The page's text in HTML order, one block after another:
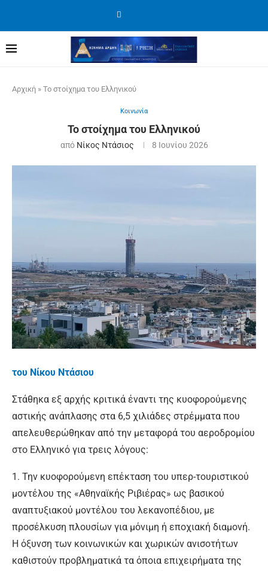
Αρχική » Το στοίχημα του Ελληνικού
Κοινωνία
Το στοίχημα του Ελληνικού
από Νίκος Ντάσιος 8 Ιουνίου 2026
του Νίκου Ντάσιου
Στάθηκα εξ αρχής κριτικά έναντι της κυοφορούμενης
αστικής ανάπλασης στα 6,5 χιλιάδες στρέμματα που
απελευθερώθηκαν από την μεταφορά του αεροδρομίου
στο Ελληνικό για τρεις λόγους:
1. Την κυοφορούμενη επέκταση του υπερ-τουριστικού
μοντέλου της «Αθηναϊκής Ριβιέρας» ως βασικού
αναπτυξιακού μοντέλου του λεκανοπέδιου, με
προσέλκυση πλουσίων για μόνιμη ή εποχιακή διαμονή.
Η όξυνση των κοινωνικών και χωρικών ανισοτήτων
καθιστούν προβληματικά τα όποια επιχειρήματα της